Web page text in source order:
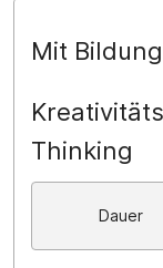
Mit
Thinking
Dauer